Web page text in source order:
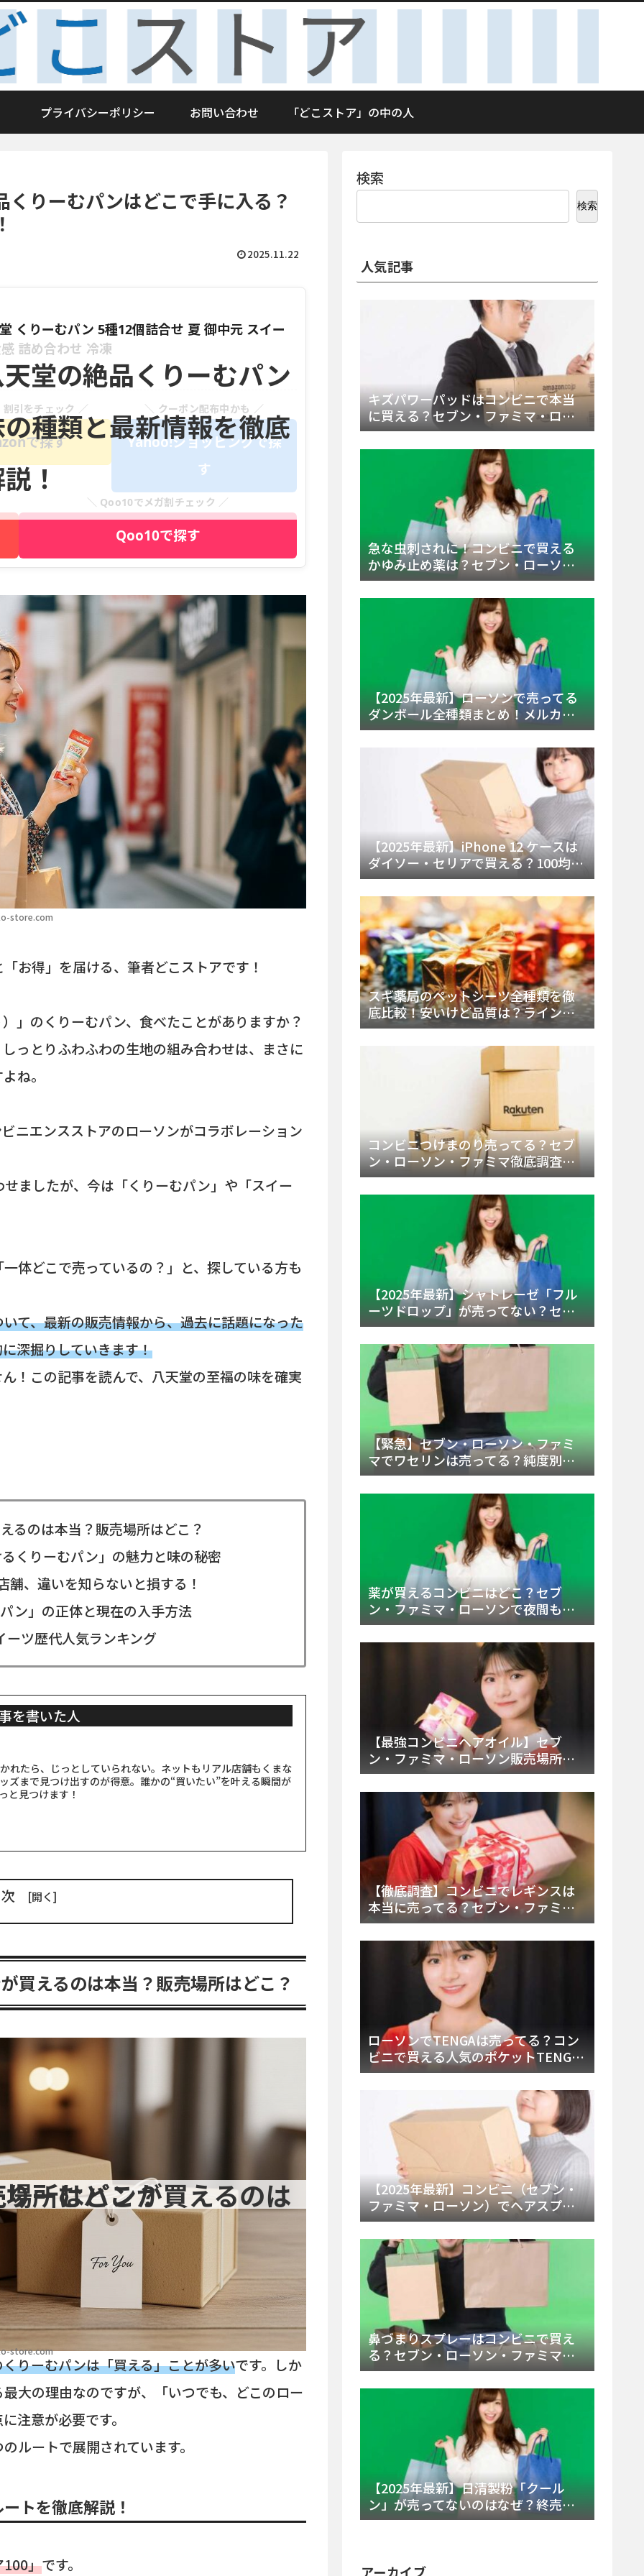
プライバシーポリシー お問い合わせ 「どこストア」の中の人
りーむパンはどこで手に入る？
2025.11.22
くりーむパン 5種12個詰合せ 夏 御中元 スイー
詰め合わせ 冷凍
引をチェック ／
で探す
＼ クーポン配布中かも ／
Yahoo!ショッピングで探
す
＼ Qoo10でメガ割チェック ／
Qoo10で探す
堂の絶品くりーむパン
種類と最新情報を徹底
！
store.com
お得」を届ける、筆者どこストアです！
」のくりーむパン、食べたことがありますか？
っとりふわふわの生地の組み合わせは、まさに
ね。
ニエンスストアのローソンがコラボレーション
ましたが、今は「くりーむパン」や「スイー
体どこで売っているの？」と、探している方も
て、最新の販売情報から、過去に話題になった
深掘りしていきます！
！この記事を読んで、八天堂の至福の味を確実
るのは本当？販売場所はどこ？
くりーむパン」の魅力と味の秘密
、違いを知らないと損する！
ン」の正体と現在の入手方法
ツ歴代人気ランキング
を書いた人
れたら、じっとしていられない。ネットもリアル店舗もくまな
ズまで見つけ出すのが得意。誰かの“買いたい”を叶える瞬間が
と見つけます！
買えるのは本当？販売場所はどこ？
store.com
買えるのは本当？販売場所はどこ？
りーむパンは「買える」ことが多いです。しか
大の理由なのですが、「いつでも、どこのロー
注意が必要です。
ルートで展開されています。
トを徹底解説！
100」です。
検索
検索
人気記事
キズパワーパッドはコンビニで本当
に買える？セブン・ファミマ・ロー
ソン徹底調査＆値段と種類別販売場
所まとめ
急な虫刺されに！コンビニで買える
かゆみ止め薬は？セブン・ローソ
ン・ファミマの販売状況と定番商品
まとめ
【2025年最新】ローソンで売ってる
ダンボール全種類まとめ！メルカリ
便・ゆうパック対応サイズと価格を
【2025年最新】iPhone 12 ケースは
ダイソー・セリアで買える？100均の
在庫状況と失敗しない選び方を徹底
解説！
スギ薬局のペットシーツ全種類を徹
底比較！安いけど品質は？ラインナ
ップと販売店（Amazon・楽天含む）
コンビニつけまのり売ってる？セブ
ン・ローソン・ファミマ徹底調査！
ドンキや薬局、Amazon楽天で買う方
法まとめ
【2025年最新】シャトレーゼ「フル
ーツドロップ」が売ってない？セブ
ンでの販売終了理由と代替アイスを
徹底解説！
【緊急】セブン・ローソン・ファミ
マでワセリンは売ってる？純度別お
すすめ品と販売場所を徹底まとめ
薬が買えるコンビニはどこ？セブ
ン・ファミマ・ローソンで夜間も買
える市販薬の種類と販売店の探し方
【2025年最新】
【最強コンビニヘアオイル】セブ
ン・ファミマ・ローソン販売場所
は？今すぐ買えるおすすめ市販品を
徹底調査！
【徹底調査】コンビニでレギンスは
本当に売ってる？セブン・ファミ
マ・ローソンの取扱店舗とメーカ
ー・内容物を詳しく調べてみた！
ローソンでTENGAは売ってる？コン
ビニで買える人気のポケットTENGA
とエッグの取り扱い店舗と陳列場所
【2025年最新】コンビニ（セブン・
ファミマ・ローソン）でヘアスプレ
ーは売ってる？販売場所と買える種
類・値段を徹底調査！
鼻づまりスプレーはコンビニで買え
る？セブン・ローソン・ファミマの
販売時間と主要製品を徹底解説
【2025年最新】日清製粉「クール
ン」が売ってないのはなぜ？終売の
真相とレアチーズケーキ代替品・再
アーカイブ